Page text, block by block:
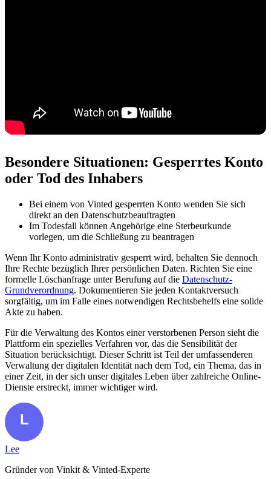
Besondere Situationen: Gesperrtes Konto
oder Tod des Inhabers
Bei einem von Vinted gesperrten Konto wenden Sie sich
direkt an den Datenschutzbeauftragten
Im Todesfall können Angehörige eine Sterbeurkunde
vorlegen, um die Schließung zu beantragen
Wenn Ihr Konto administrativ gesperrt wird, behalten Sie dennoch
Ihre Rechte bezüglich Ihrer persönlichen Daten. Richten Sie eine
formelle Löschanfrage unter Berufung auf die Datenschutz-
Grundverordnung. Dokumentieren Sie jeden Kontaktversuch
sorgfältig, um im Falle eines notwendigen Rechtsbehelfs eine solide
Akte zu haben.
Für die Verwaltung des Kontos einer verstorbenen Person sieht die
Plattform ein spezielles Verfahren vor, das die Sensibilität der
Situation berücksichtigt. Dieser Schritt ist Teil der umfassenderen
Verwaltung der digitalen Identität nach dem Tod, ein Thema, das in
einer Zeit, in der sich unser digitales Leben über zahlreiche Online-
Dienste erstreckt, immer wichtiger wird.
Lee
Gründer von Vinkit & Vinted-Experte